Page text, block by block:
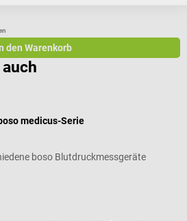
den Warenkorb
medicus-Serie
boso Blutdruckmessgeräte